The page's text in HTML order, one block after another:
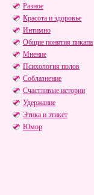
Разное
Красота и здоровье
Интимно
Общие понятия пикапа
Мнение
Психология полов
Соблазнение
Счастливые истории
Удержание
Этика и этикет
Юмор